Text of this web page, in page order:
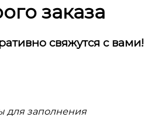
заказа
свяжутся с вами!
для заполнения